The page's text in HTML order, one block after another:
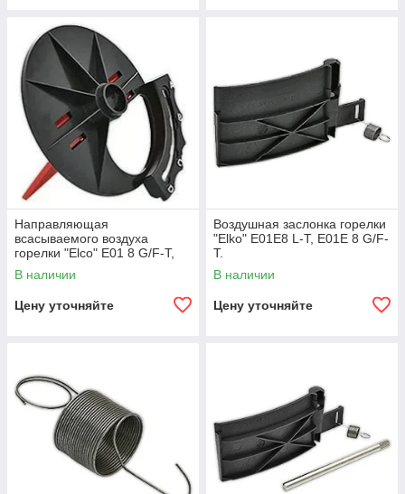
Направляющая
всасываемого воздуха
горелки "Elco" E01 8 G/F-T,
E01E 8L.
В наличии
Цену уточняйте
Воздушная заслонка горелки
"Elko" Е01E8 L-T, E01E 8 G/F-
T.
В наличии
Цену уточняйте